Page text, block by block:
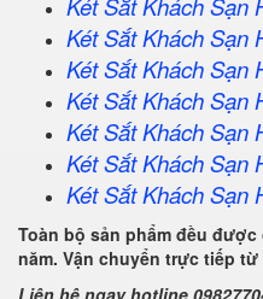
Két Sắt Khách Sạn
Két Sắt Khách Sạn
Két Sắt Khách Sạn
Két Sắt Khách Sạn
Két Sắt Khách Sạn
Két Sắt Khách Sạn
Toàn bộ sản phẩm đều
năm. Vận chuyển trực tiếp từ
Liên hệ ngay hotline